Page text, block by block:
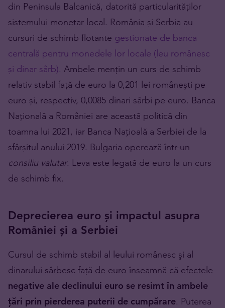
din Peninsula Balcanică, datorită particularităților
sistemului monetar local. România și Serbia au
cursuri de schimb flotante gestionate de banca
centrală pentru monedele lor locale (leu românesc
și dinar sârb). Ambele mențin un curs de schimb
relativ stabil față de euro la 0,201 lei românești pe
euro și, respectiv, 0,0085 dinari sârbi pe euro. Banca
Națională a României are această politică din
toamna lui 2021, iar Banca Națioală a Serbiei de la
sfârșitul anului 2019. Bulgaria operează într-un
consiliu valutar. Leva este legată de euro la un curs
de schimb fix.
Deprecierea euro și impactul asupra
României și a Serbiei
Cursul de schimb stabil al leului românesc şi al
dinarului sârbesc faţă de euro înseamnă că efectele
negative ale declinului euro se resimt în ambele
ţări prin pierderea puterii de cumpărare. Puterea